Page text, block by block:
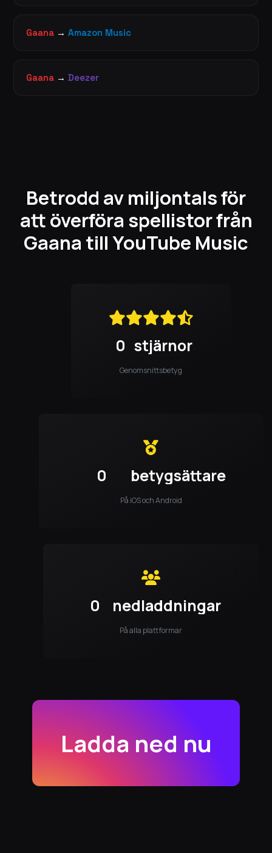
Gaana → Amazon Music
Gaana → Deezer
Betrodd av miljontals för
att överföra spellistor från
Gaana till YouTube Music
0 stjärnor
Genomsnittsbetyg
0 betygsättare
På iOS och Android
0 nedladdningar
På alla plattformar
Ladda ned nu